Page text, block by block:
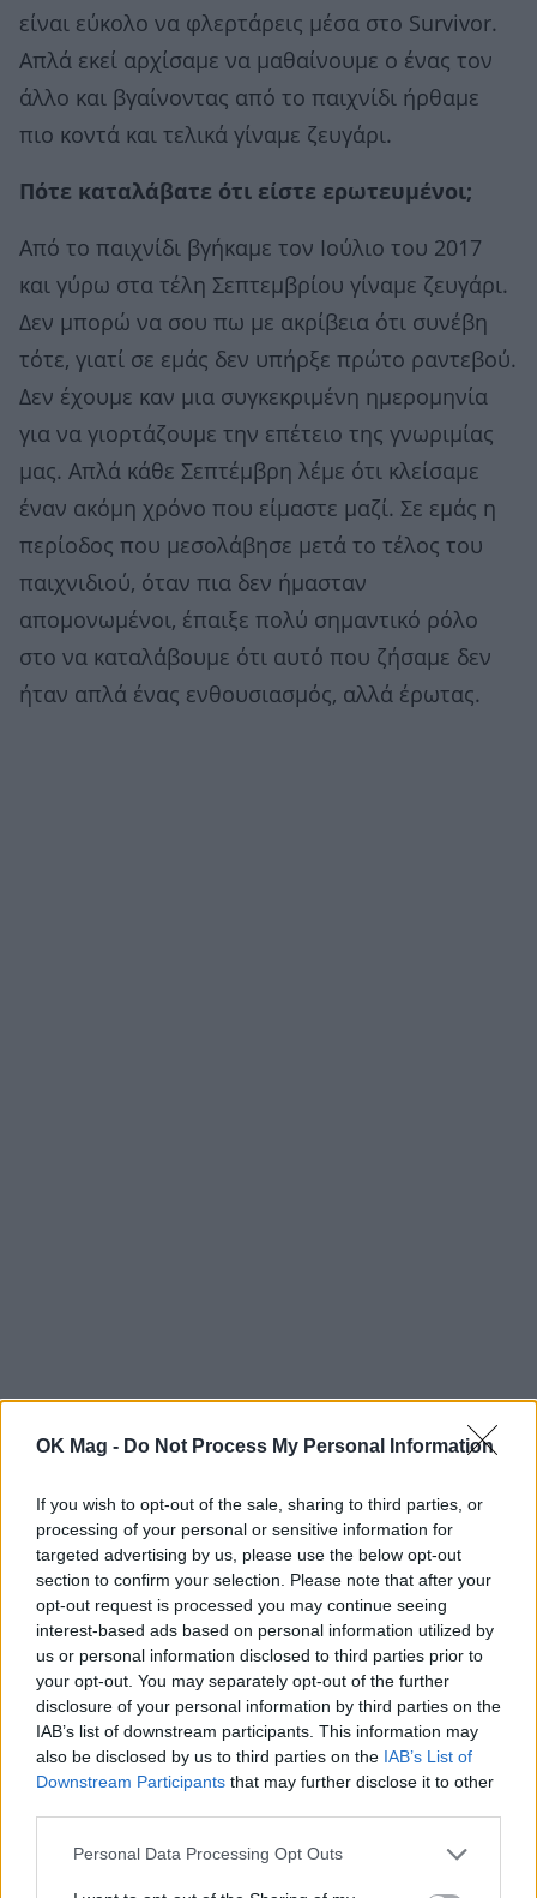
OK Mag - Do Not Process My Personal Information
If you wish to opt-out of the sale, sharing to third parties, or
processing of your personal or sensitive information for
targeted advertising by us, please use the below opt-out
section to confirm your selection. Please note that after your
opt-out request is processed you may continue seeing
interest-based ads based on personal information utilized by
us or personal information disclosed to third parties prior to
your opt-out. You may separately opt-out of the further
disclosure of your personal information by third parties on the
IAB’s list of downstream participants. This information may
also be disclosed by us to third parties on the IAB’s List of
Downstream Participants that may further disclose it to other
Personal Data Processing Opt Outs
είναι εύκολο να φλερτάρεις μέσα στο Survivor.
Απλά εκεί αρχίσαμε να μαθαίνουμε ο ένας τον
άλλο και βγαίνοντας από το παιχνίδι ήρθαμε
πιο κοντά και τελικά γίναμε ζευγάρι.
Πότε καταλάβατε ότι είστε ερωτευμένοι;
Από το παιχνίδι βγήκαμε τον Ιούλιο του 2017
και γύρω στα τέλη Σεπτεμβρίου γίναμε ζευγάρι.
Δεν μπορώ να σου πω με ακρίβεια ότι συνέβη
τότε, γιατί σε εμάς δεν υπήρξε πρώτο ραντεβού.
Δεν έχουμε καν μια συγκεκριμένη ημερομηνία
για να γιορτάζουμε την επέτειο της γνωριμίας
μας. Απλά κάθε Σεπτέμβρη λέμε ότι κλείσαμε
έναν ακόμη χρόνο που είμαστε μαζί. Σε εμάς η
περίοδος που μεσολάβησε μετά το τέλος του
παιχνιδιού, όταν πια δεν ήμασταν
απομονωμένοι, έπαιξε πολύ σημαντικό ρόλο
στο να καταλάβουμε ότι αυτό που ζήσαμε δεν
ήταν απλά ένας ενθουσιασμός, αλλά έρωτας.
Επηρέασε η καραντίνα τη σχέση σας;
Παραδόξως καθόλου. Με οποιονδήποτε να είσαι
κλεισμένος σε ένα σπίτι, κάτι θα γίνει και κάποια
στιγμή θα παρεξηγηθείς. Εμείς σχεδόν δεν
τσακωθήκαμε καθόλου αυτό το διάστημα.
Πέρασε τόσο αναίμακτα η περίοδος της
καραντίνας που ούτε καν την καταλάβαμε.
κοιμηθείτε χωριστά το βράδυ;